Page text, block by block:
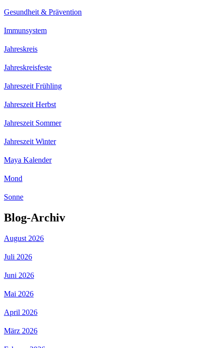
Gesundheit & Prävention
Immunsystem
Jahreskreis
Jahreskreisfeste
Jahreszeit Frühling
Jahreszeit Herbst
Jahreszeit Sommer
Jahreszeit Winter
Maya Kalender
Mond
Sonne
Blog-Archiv
August 2026
Juli 2026
Juni 2026
Mai 2026
April 2026
März 2026